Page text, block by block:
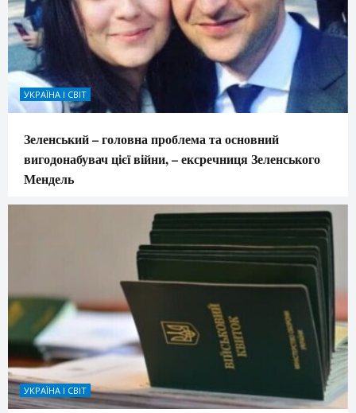
УКРАЇНА І СВІТ
Зеленський – головна проблема та основний
вигодонабувач цієї війни, – ексречниця Зеленського
Мендель
УКРАЇНА І СВІТ